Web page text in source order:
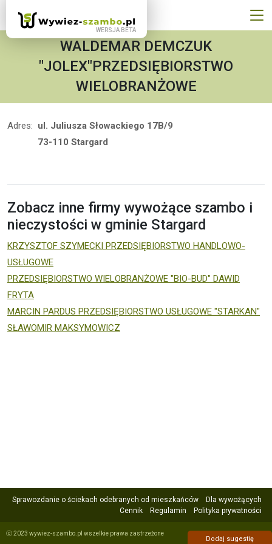
WALDEMAR DEMCZUK
"JOLEX"PRZEDSIĘBIORSTWO
WIELOBRANŻOWE
Adres: ul. Juliusza Słowackiego 17B/9
73-110 Stargard
Zobacz inne firmy wywożące szambo i
nieczystości w gminie Stargard
KRZYSZTOF SZYMECKI PRZEDSIĘBIORSTWO HANDLOWO-
USŁUGOWE
PRZEDSIĘBIORSTWO WIELOBRANŻOWE "BIO-BUD" DAWID
FRYTA
MARCIN PARDUS PRZEDSIĘBIORSTWO USŁUGOWE "STARKAN"
SŁAWOMIR MAKSYMOWICZ
Sprawozdanie o ściekach odebranych od mieszkańców
Dla wywożących
Cennik
Regulamin Polityka prywatności
ⓒ 2023 wywiez-szambo.pl wszelkie prawa zastrzeżone
Dodaj sugestię